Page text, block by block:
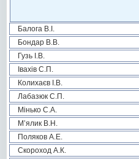
Балога В.І.
Бондар В.В.
Гузь І.В.
Івахів С.П.
Колихаєв І.В.
Лабазюк С.П.
Мінько С.А.
М’ялик В.Н.
Поляков А.Е.
Скороход А.К.